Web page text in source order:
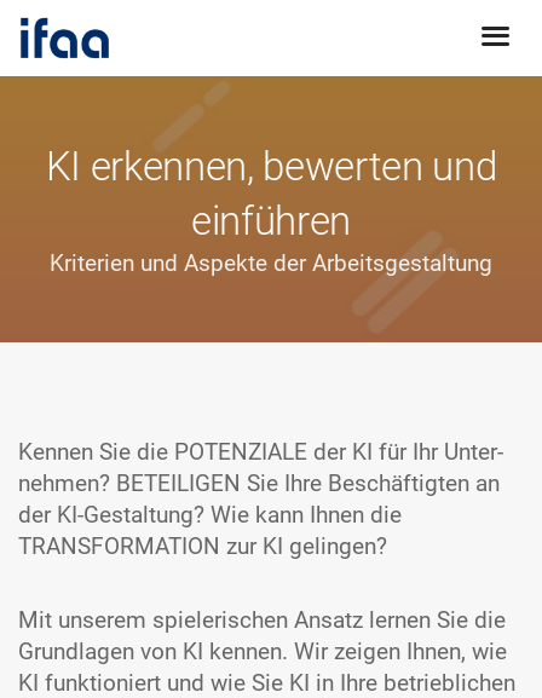
KI erkennen, bewerten und
einführen
Kriterien und Aspekte der Arbeitsgestaltung
Kennen Sie die POTENZIALE der KI für Ihr Unter­
nehmen? BETEILIGEN Sie Ihre Beschäf­tigten an
der KI-Gestaltung? Wie kann Ihnen die
TRANSFORMATION zur KI gelingen?
Mit unserem spielerischen Ansatz lernen Sie die
Grund­lagen von KI kennen. Wir zeigen Ihnen, wie
KI funktioniert und wie Sie KI in Ihre betrieblichen